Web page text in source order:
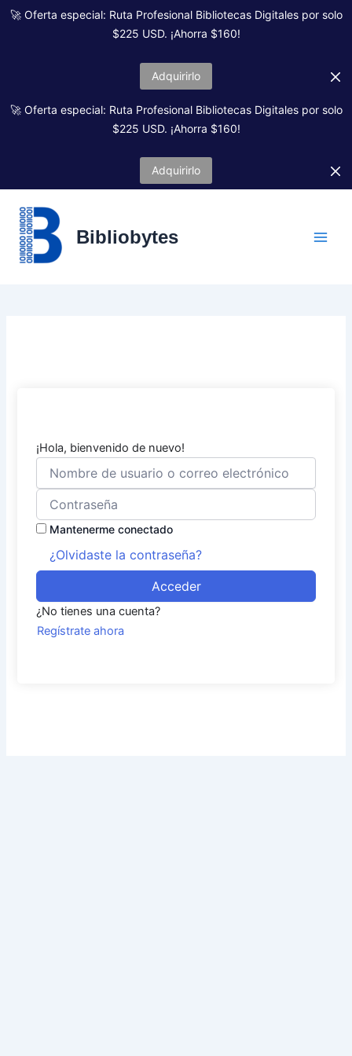
🚀 Oferta especial: Ruta Profesional Bibliotecas Digitales por solo
$225 USD. ¡Ahorra $160!
Adquirirlo
🚀 Oferta especial: Ruta Profesional Bibliotecas Digitales por solo
$225 USD. ¡Ahorra $160!
Adquirirlo
Bibliobytes
¡Hola, bienvenido de nuevo!
Mantenerme conectado
¿Olvidaste la contraseña?
Acceder
¿No tienes una cuenta?
Regístrate ahora